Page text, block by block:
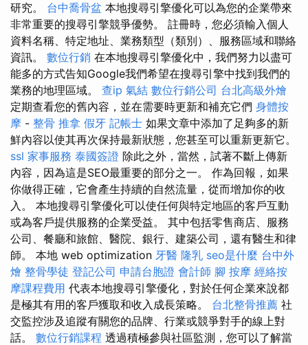
研究。 台中喬骨盆 本地搜尋引擎優化可以為您的企業帶來
非常重要的搜尋引擎競爭優勢。 註冊時，您必須輸入個人
資料名稱、特定地址、業務類型（類別）、服務區域和聯絡
資訊。 數位行銷 在本地搜尋引擎優化中，我們努力以盡可
能多的方式告知Google我們希望在搜尋引擎中找到我們的
業務的地理區域。 查ip 氣結 數位行銷公司 台北高級外燴
定期查看您的舊內容，並在需要時更新和補充它們 身體按
摩 - 整骨 推拿 假牙 記帳士 如果文章中添加了足夠多的新
鮮內容以使其再次保持最新狀態，您甚至可以重新更新它。
ssl 家事服務 泰國簽證 除此之外，當然，試著不斷上傳新
內容，因為這是SEO最重要的部分之一。 作為回報，如果
你做得正確，它會產生持續的自然流量，從而增加你的收
入。 本地搜尋引擎優化可以使任何與特定地區的客戶互動
或為客戶提供服務的企業受益。 其中包括零售商店、服務
公司、餐廳和旅館、醫院、銀行、建築公司，還有醫生和律
師。 本地 web optimization 牙醫 隆乳 seo是什麼 台中外
燴 整骨學徒 登記公司 申請台胞證 會計師 腳 按摩 經絡按
摩課程費用 代表本地搜尋引擎優化，對於任何企業來說都
是極其有用的客戶獲取和收入成長策略。 台北整骨推薦 社
交監控涉及追蹤有關您的品牌、行業或競爭對手的線上對
話。 數位行銷課程 透過積極參與社區監測，您可以了解當